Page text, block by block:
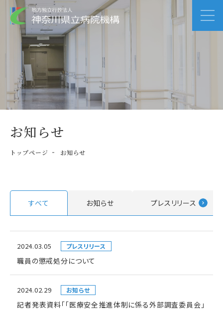
お知らせ
トップページ お知らせ
すべて お知らせ プレスリリース
2024.03.05 プレスリリース
職員の懲戒処分について
2024.02.29 お知らせ
記者発表資料「「医療安全推進体制に係る外部調査委員会」